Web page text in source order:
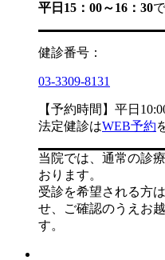
平日15：00～16：30
健診番号：
03-3309-8131
【予約時間】平日
法定健診はWEB予約
当院では、通常の診
おります。
受診を希望される方
せ、ご確認のうえお
す。